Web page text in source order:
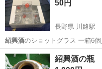
ありますよ...
50円
長野県 川路駅
紹興酒のショットグラス 一箱6個
長野 飯田市 川路駅
紹興酒の瓶